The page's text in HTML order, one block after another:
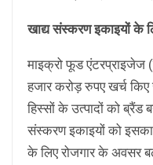
खाद्य संस्करण इकाइयों के
माइक्रो फूड
हजार करोड़ रुपए खर्च
हिस्सों के उत्पादों को ब्रैंड
संस्करण इकाइयों को
के लिए रोजगार के अवसर